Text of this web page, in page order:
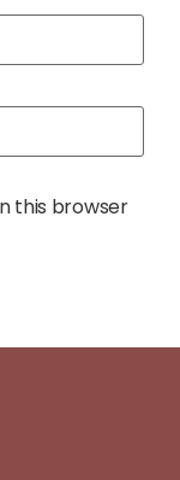
this browser